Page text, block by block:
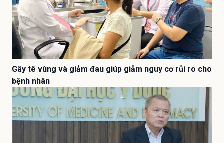
Gây tê vùng và giảm đau giúp giảm nguy cơ rủi ro cho
bệnh nhân